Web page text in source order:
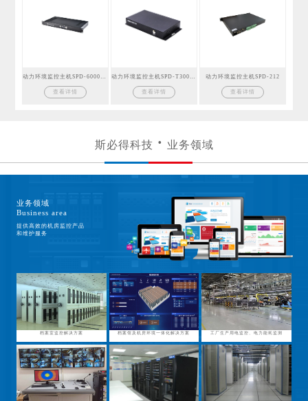
查看详情 查看详情
动力环境监控主机SPD-212
查看详情
斯必得科技 业务领域
业务领域
Business area
提供高效的机房监控产品
和维护服务
档案室监控解决方案 档案馆及机房环境一体化解决方案 工厂生产用电监控、电力能耗监测